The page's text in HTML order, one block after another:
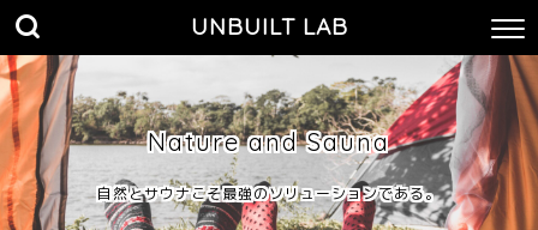
UNBUILT LAB
Nature and Sauna
自然とサウナこそ最強のソリューションである。